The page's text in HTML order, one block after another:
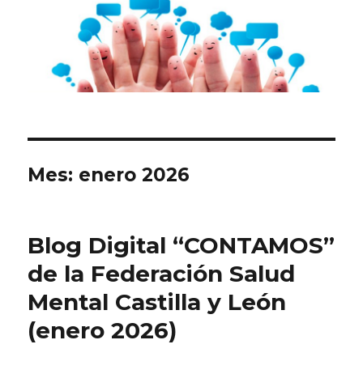
Mes: enero 2026
Blog Digital “CONTAMOS”
de la Federación Salud
Mental Castilla y León
(enero 2026)